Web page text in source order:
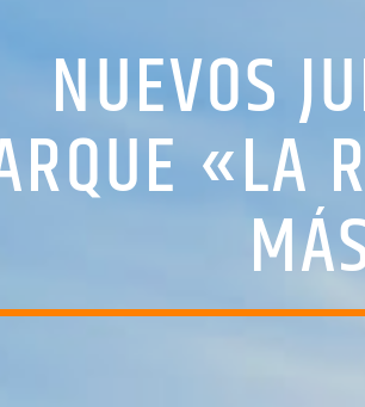
NUEVOS
«LA